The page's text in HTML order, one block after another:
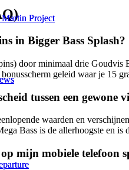
Martin Project
Martin Project
in Bigger Bass Splash?
door minimaal drie
geleid waar je 15
tussen een gewone
waarden en
Bass is de allerhoogste en
mijn mobiele telefoon